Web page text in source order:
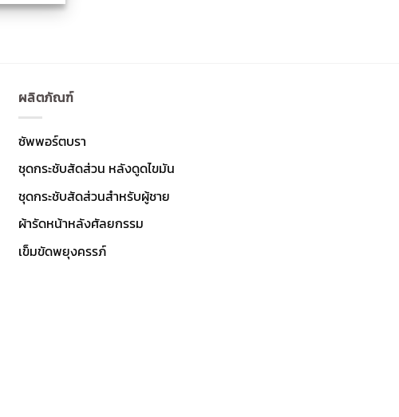
through
ผลิตภัณฑ์
ซัพพอร์ตบรา
ชุดกระชับสัดส่วน หลังดูดไขมัน
ชุดกระชับสัดส่วนสำหรับผู้ชาย
ผ้ารัดหน้าหลังศัลยกรรม
เข็มขัดพยุงครรภ์